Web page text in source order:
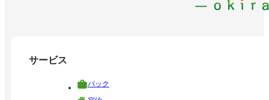
サービス
パック